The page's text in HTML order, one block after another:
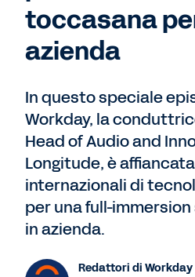
toccasana
azienda
In questo speciale
Workday, la
Head of Audio and
Longitude, è
internazionali di
per una full-immersion
in azienda.
Redattori di Workday